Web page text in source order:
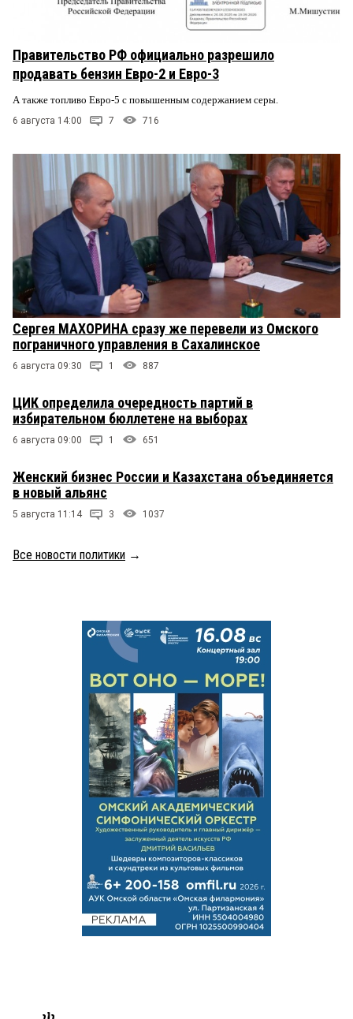
Правительство РФ официально разрешило
продавать бензин Евро-2 и Евро-3
А также топливо Евро-5 с повышенным содержанием серы.
6 августа 14:00 7 716
Сергея МАХОРИНА сразу же перевели из Омского
пограничного управления в Сахалинское
6 августа 09:30 1 887
ЦИК определила очередность партий в
избирательном бюллетене на выборах
6 августа 09:00 1 651
Женский бизнес России и Казахстана объединяется
в новый альянс
5 августа 11:14 3 1037
Все новости политики →